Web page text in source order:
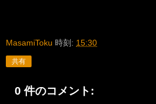
MasamiToku 時刻: 15:30
共有
0 件のコメント: